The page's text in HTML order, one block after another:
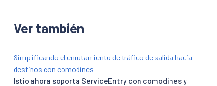
Ver también
Simplificando el enrutamiento de tráfico de salida hacia
destinos con comodines
Istio ahora soporta ServiceEntry con comodines y